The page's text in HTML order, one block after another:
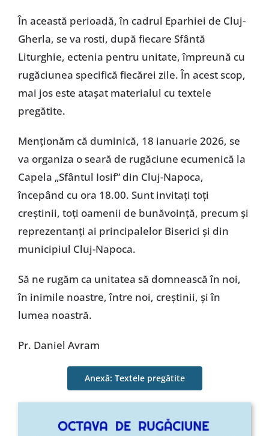
În această perioadă, în cadrul Eparhiei de Cluj-
Gherla, se va rosti, după fiecare Sfântă
Liturghie, ectenia pentru unitate, împreună cu
rugăciunea specifică fiecărei zile. În acest scop,
mai jos este atașat materialul cu textele
pregătite.
Menționăm că duminică, 18 ianuarie 2026, se
va organiza o seară de rugăciune ecumenică la
Capela „Sfântul Iosif” din Cluj-Napoca,
începând cu ora 18.00. Sunt invitați toți
creștinii, toți oamenii de bunăvoință, precum și
reprezentanți ai principalelor Biserici și din
municipiul Cluj-Napoca.
Să ne rugăm ca unitatea să domnească în noi,
în inimile noastre, între noi, creștinii, și în
lumea noastră.
Pr. Daniel Avram
Anexă: Textele pregătite